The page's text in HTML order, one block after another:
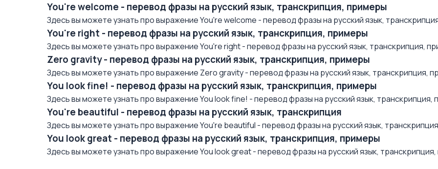
You're welcome - перевод фразы на русский язык, транскрипция, примеры
Здесь вы можете узнать про выражение You're welcome - перевод фразы на русский язык,
You're right - перевод фразы на русский язык, транскрипция, примеры
Здесь вы можете узнать про выражение You're right - перевод фразы на русский язык, транскрипция,
Zero gravity - перевод фразы на русский язык, транскрипция, примеры
Здесь вы можете узнать про выражение Zero gravity - перевод фразы на русский язык, транскрипция,
You look fine! - перевод фразы на русский язык, транскрипция, примеры
Здесь вы можете узнать про выражение You look fine! - перевод фразы на русский язык, транскрипция,
You're beautiful - перевод фразы на русский язык, транскрипция
Здесь вы можете узнать про выражение You're beautiful - перевод фразы на русский язык,
You look great - перевод фразы на русский язык, транскрипция, примеры
Здесь вы можете узнать про выражение You look great - перевод фразы на русский язык, транскрипция,